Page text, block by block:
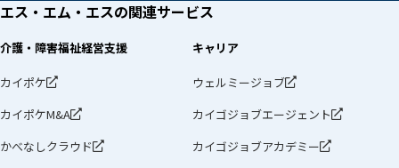
エス・エム・エスの関連サービス
介護・障害福祉経営支援
カイポケ
カイポケM&A
かべなしクラウド
キャリア
ウェルミージョブ
カイゴジョブエージェント
カイゴジョブアカデミー